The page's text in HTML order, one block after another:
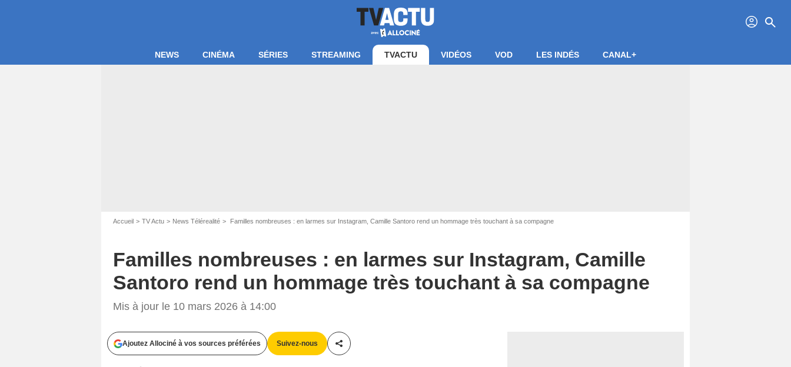
profil search
NEWS CINÉMA SÉRIES STREAMING TVACTU VIDÉOS VOD LES INDÉS CANAL+
Accueil TV Actu News Télérealité Familles nombreuses : en larmes sur Instagram, Camille Santoro rend un hommage très touchant à sa compagne
Familles nombreuses : en larmes sur Instagram, Camille
Santoro rend un hommage très touchant à sa compagne
Mis à jour le 10 mars 2026 à 14:00
Ajoutez Allociné à vos sources préférées Suivez-nous
Partager cet article